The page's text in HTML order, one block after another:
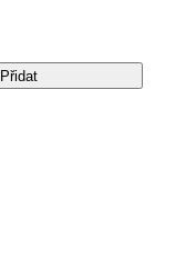
Přidat